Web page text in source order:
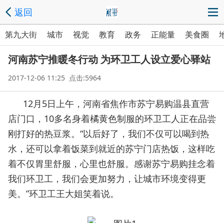
返回
第九大街 城市 视觉 教育 政务 正能量 美食圈
河南苏宁推暖冬行动 为环卫工人设立爱心驿站
2017-12-06 11:25 点击:5964
12月5日上午，河南省焦作市苏宁易购温县直营
店门口，10多名身着橘黄色制服的环卫工人正在品尝
刚打好的热豆浆。“以后好了，我们不仅可以喝到热
水，还可以拿着饭菜到就近的苏宁门店热饭，这样吃
着不仅胃里舒服，心里也舒服。感谢苏宁易购挂念着
我们环卫工，我们会更加努力，让城市环境变得更
美。”环卫工王大姐笑着说。